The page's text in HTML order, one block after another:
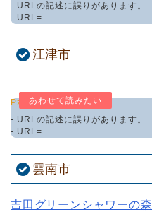
- URLの記述に誤りがあります。
- URL=
江津市
Pz-LinkCard
- URLの記述に誤りがあります。
- URL=
雲南市
吉田グリーンシャワーの森